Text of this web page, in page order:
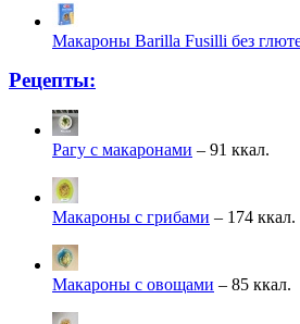
Макароны Barilla Fusilli без
Рецепты:
Рагу с макаронами – 91 ккал.
Макароны с грибами – 174 ккал.
Макароны с овощами – 85 ккал.